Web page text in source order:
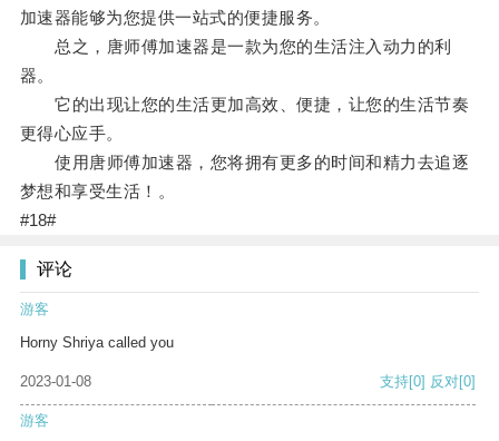
加速器能够为您提供一站式的便捷服务。
总之，唐师傅加速器是一款为您的生活注入动力的利
器。
它的出现让您的生活更加高效、便捷，让您的生活节奏
更得心应手。
使用唐师傅加速器，您将拥有更多的时间和精力去追逐
梦想和享受生活！。
#18#
评论
游客
Horny Shriya called you
2023-01-08 支持[0] 反对[0]
游客